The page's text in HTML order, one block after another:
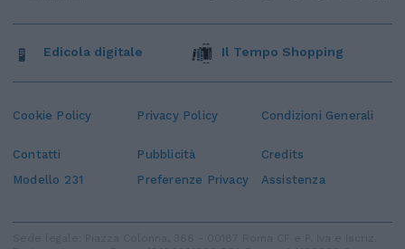
Cookie Policy Privacy Policy Condizioni Generali
Contatti Pubblicità
Credits
Modello 231
Preferenze Privacy Assistenza
Edicola digitale Il Tempo Shopping